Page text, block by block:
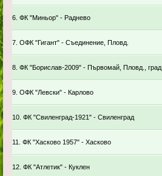
6. ФК "Миньор" - Раднево
7. ОФК "Гигант" - Съединение, Пловд.
8. ФК "Борислав-2009" - Първомай, Пловд., град
9. ОФК "Левски" - Карлово
10. ФК "Свиленград-1921" - Свиленград
11. ФК "Хасково 1957" - Хасково
12. ФК "Атлетик" - Куклен